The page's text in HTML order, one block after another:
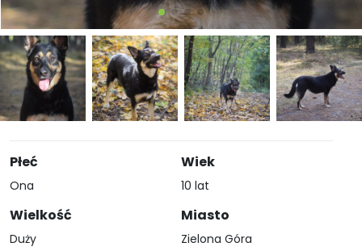
Płeć
Ona
Wielkość
Duży
Wiek
10 lat
Miasto
Zielona Góra